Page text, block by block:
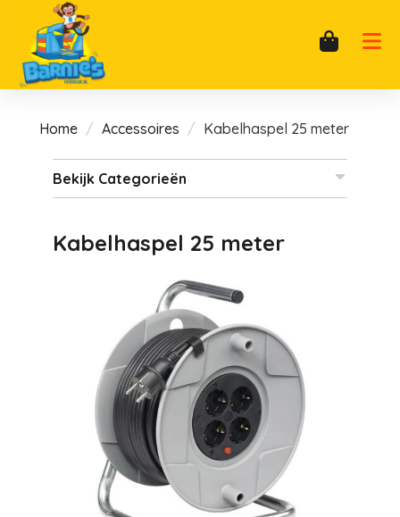
Home Accessoires Kabelhaspel 25 meter
Bekijk Categorieën
Kabelhaspel 25 meter